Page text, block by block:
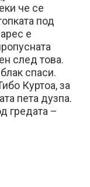
че се
под
е
след това.
спаси.
Куртоа, за
пета дузпа.
гредата –